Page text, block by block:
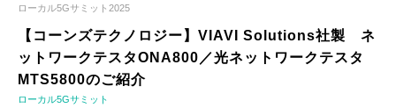
ローカル5Gサミット2025
【コーンズテクノロジー】VIAVI Solutions社製 ネ
ットワークテスタONA800／光ネットワークテスタ
MTS5800のご紹介
ローカル5Gサミット